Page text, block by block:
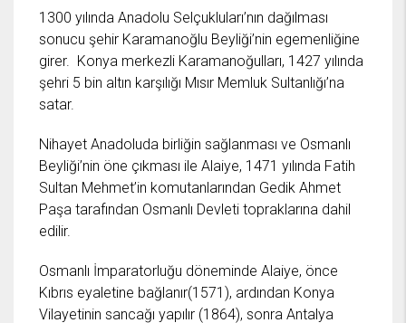
1300 yılında Anadolu Selçukluları’nın dağılması
sonucu şehir Karamanoğlu Beyliği’nin egemenliğine
girer. Konya merkezli Karamanoğulları, 1427 yılında
şehri 5 bin altın karşılığı Mısır Memluk Sultanlığı’na
satar.
Nihayet Anadoluda birliğin sağlanması ve Osmanlı
Beyliği’nin öne çıkması ile Alaiye, 1471 yılında Fatih
Sultan Mehmet’in komutanlarından Gedik Ahmet
Paşa tarafından Osmanlı Devleti topraklarına dahil
edilir.
Osmanlı İmparatorluğu döneminde Alaiye, önce
Kıbrıs eyaletine bağlanır(1571), ardından Konya
Vilayetinin sancağı yapılır (1864), sonra Antalya